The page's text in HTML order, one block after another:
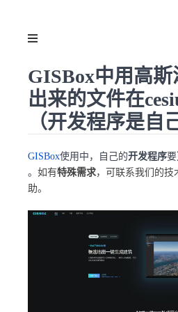
GISBox中用高
出来的文件在
（开发程序是自
GISBox使用中，自己的开发程序要
。 如有特殊需求，可联系我们的技
助。